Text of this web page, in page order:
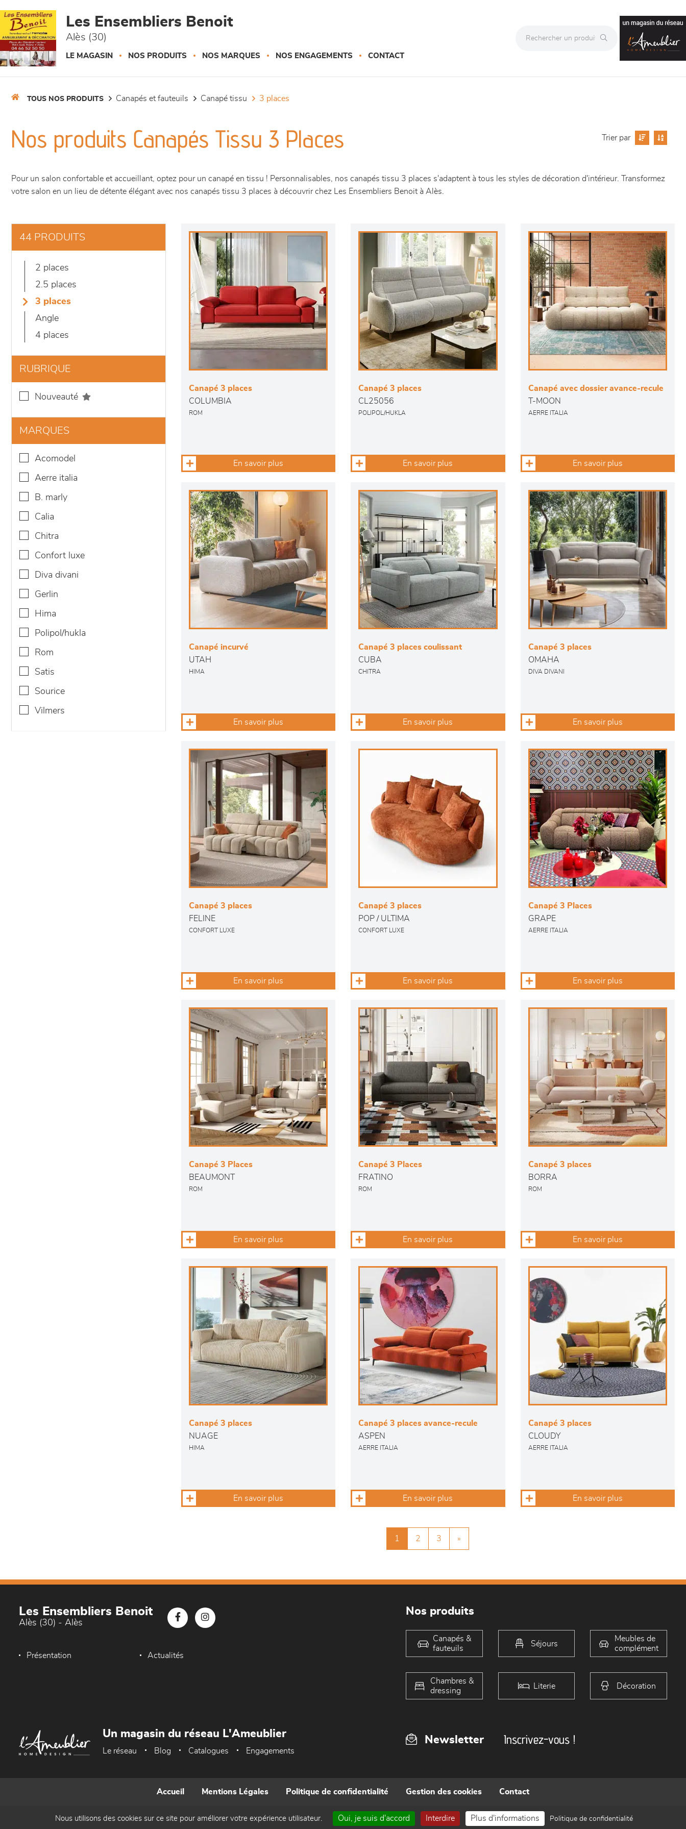
Les Ensembliers Benoit
Alès (30)
LE MAGASIN NOS PRODUITS NOS MARQUES NOS ENGAGEMENTS CONTACT
TOUS NOS PRODUITS canapés et fauteuils canapé tissu 3 places
Nos produits Canapés Tissu 3 Places Trier par
Pour un salon confortable et accueillant, optez pour un canapé en tissu ! Personnalisables, nos canapés tissu 3 places s'adaptent à tous les styles de décoration d'intérieur. Transformez
votre salon en un lieu de détente élégant avec nos canapés tissu 3 places à découvrir chez Les Ensembliers Benoit à Alès.
44 PRODUITS
2 places
2.5 places
3 places
angle
4 places
RUBRIQUE
nouveauté
MARQUES
acomodel
aerre italia
b. marly
calia
chitra
confort luxe
diva divani
gerlin
hima
polipol/hukla
rom
satis
sourice
vilmers
Canapé 3 places
COLUMBIA
ROM
En savoir plus
Canapé 3 places
CL25056
POLIPOL/HUKLA
En savoir plus
Canapé avec dossier avance-recule
T-MOON
AERRE ITALIA
En savoir plus
Canapé incurvé
UTAH
HIMA
En savoir plus
Canapé 3 places coulissant
CUBA
CHITRA
En savoir plus
Canapé 3 places
OMAHA
DIVA DIVANI
En savoir plus
Canapé 3 places
FELINE
CONFORT LUXE
En savoir plus
Canapé 3 places
POP / ULTIMA
CONFORT LUXE
En savoir plus
Canapé 3 Places
GRAPE
AERRE ITALIA
En savoir plus
Canapé 3 Places
BEAUMONT
ROM
En savoir plus
Canapé 3 Places
FRATINO
ROM
En savoir plus
Canapé 3 places
BORRA
ROM
En savoir plus
Canapé 3 places
NUAGE
HIMA
En savoir plus
Canapé 3 places avance-recule
ASPEN
AERRE ITALIA
En savoir plus
Canapé 3 places
CLOUDY
AERRE ITALIA
En savoir plus
1 2 3 »
Les Ensembliers Benoit
Alès (30) - Alès
Présentation Actualités
Nos produits
Canapés &
fauteuils
Séjours
Meubles de
complément
Chambres &
dressing
Literie Décoration
Newsletter Inscrivez-vous !
Un magasin du réseau L'Ameublier
Le réseau Blog Catalogues Engagements
Accueil Mentions Légales Politique de confidentialité Gestion des cookies Contact
Réalisé par WEB Enseignes
Nous utilisons des cookies sur ce site pour améliorer votre expérience utilisateur. Oui, je suis d'accord Interdire Plus d'informations Politique de confidentialité